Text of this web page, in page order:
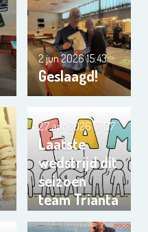
Geslaagd!
2 jun 202615:43
Laatste
wedstrijd dit
seizoen
team Trianta
01
27 apr 202617:07